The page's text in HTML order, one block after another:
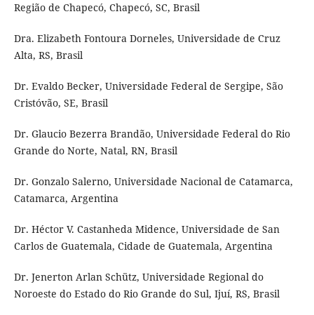
Região de Chapecó, Chapecó, SC, Brasil
Dra. Elizabeth Fontoura Dorneles, Universidade de Cruz
Alta, RS, Brasil
Dr. Evaldo Becker, Universidade Federal de Sergipe, São
Cristóvão, SE, Brasil
Dr. Glaucio Bezerra Brandão, Universidade Federal do Rio
Grande do Norte, Natal, RN, Brasil
Dr. Gonzalo Salerno, Universidade Nacional de Catamarca,
Catamarca, Argentina
Dr. Héctor V. Castanheda Midence, Universidade de San
Carlos de Guatemala, Cidade de Guatemala, Argentina
Dr. Jenerton Arlan Schütz, Universidade Regional do
Noroeste do Estado do Rio Grande do Sul, Ijuí, RS, Brasil